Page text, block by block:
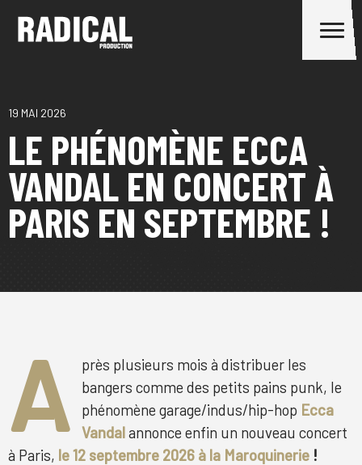
19 MAI 2026
LE PHÉNOMÈNE ECCA
VANDAL EN CONCERT À
PARIS EN SEPTEMBRE !
A
près plusieurs mois à distribuer les
bangers comme des petits pains punk, le
phénomène garage/indus/hip-hop Ecca
Vandalannonce enfin un nouveau concert
à Paris, le 12 septembre 2026 à la Maroquinerie !